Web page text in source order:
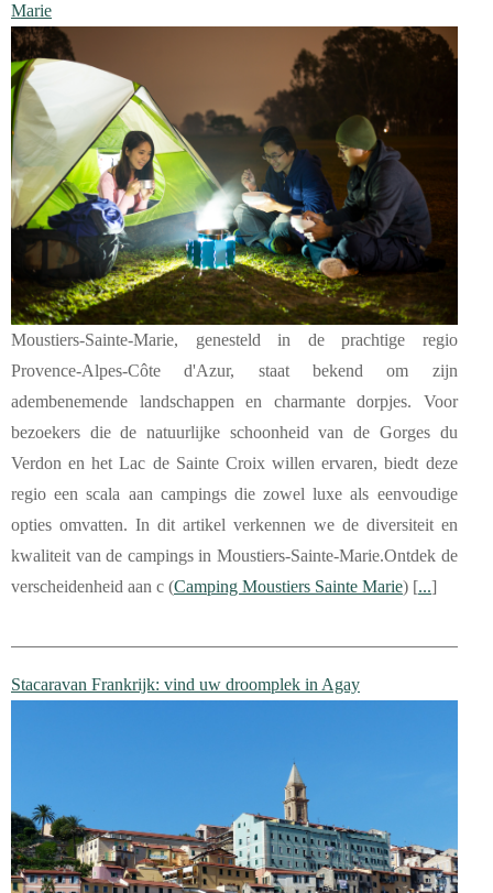
Marie
Moustiers-Sainte-Marie, genesteld in de prachtige regio
Provence-Alpes-Côte d'Azur, staat bekend om zijn
adembenemende landschappen en charmante dorpjes. Voor
bezoekers die de natuurlijke schoonheid van de Gorges du
Verdon en het Lac de Sainte Croix willen ervaren, biedt deze
regio een scala aan campings die zowel luxe als eenvoudige
opties omvatten. In dit artikel verkennen we de diversiteit en
kwaliteit van de campings in Moustiers-Sainte-Marie.Ontdek de
verscheidenheid aan c (Camping Moustiers Sainte Marie) [...]
Stacaravan Frankrijk: vind uw droomplek in Agay